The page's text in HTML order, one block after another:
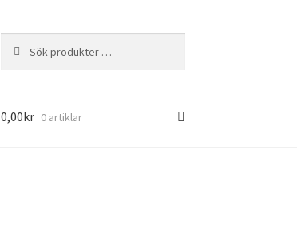
efter:
0,00kr 0 artiklar